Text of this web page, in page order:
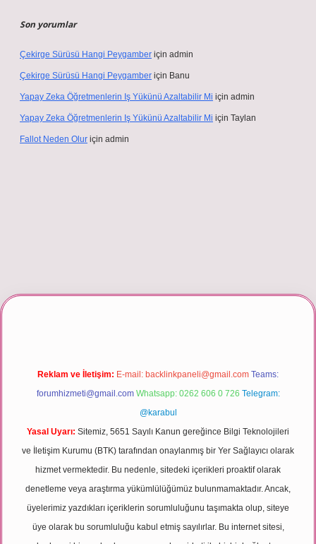
Son yorumlar
Çekirge Sürüsü Hangi Peygamber için admin
Çekirge Sürüsü Hangi Peygamber için Banu
Yapay Zeka Öğretmenlerin Iş Yükünü Azaltabilir Mi için admin
Yapay Zeka Öğretmenlerin Iş Yükünü Azaltabilir Mi için Taylan
Fallot Neden Olur için admin
giriş
Reklam ve İletişim: E-mail: backlinkpaneli@gmail.com Teams:
forumhizmeti@gmail.com Whatsapp: 0262 606 0 726 Telegram:
@karabul
Yasal Uyarı: Sitemiz, 5651 Sayılı Kanun gereğince Bilgi Teknolojileri
ve İletişim Kurumu (BTK) tarafından onaylanmış bir Yer Sağlayıcı olarak
hizmet vermektedir. Bu nedenle, sitedeki içerikleri proaktif olarak
denetleme veya araştırma yükümlülüğümüz bulunmamaktadır. Ancak,
üyelerimiz yazdıkları içeriklerin sorumluluğunu taşımakta olup, siteye
üye olarak bu sorumluluğu kabul etmiş sayılırlar. Bu internet sitesi,